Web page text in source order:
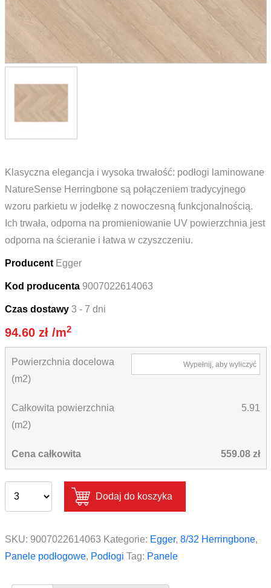
Klasyczna elegancja i wysoka trwałość: podłogi laminowane
NatureSense Herringbone są połączeniem tradycyjnego
wzoru parkietu w jodełkę z nowoczesną funkcjonalnością.
Ich trwała, odporna na promieniowanie UV powierzchnia jest
odporna na ścieranie i łatwa w czyszczeniu.
Producent Egger
Kod producenta 9007022614063
Czas dostawy 3 - 7 dni
94.60 zł/m2
Powierzchnia docelowa
(m2)
Wypełnij, aby wyliczyć
Całkowita powierzchnia
(m2)
5.91
Cena całkowita 559.08 zł
Dodaj do koszyka
SKU: 9007022614063 Kategorie: Egger, 8/32 Herringbone,
Panele podłogowe, Podłogi Tag: Panele